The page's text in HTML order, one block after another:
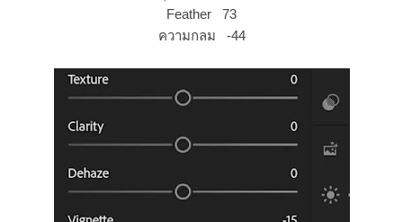
Feather 73
ความกลม -44